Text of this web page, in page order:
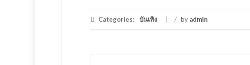
Categories: บันเทิง / by admin